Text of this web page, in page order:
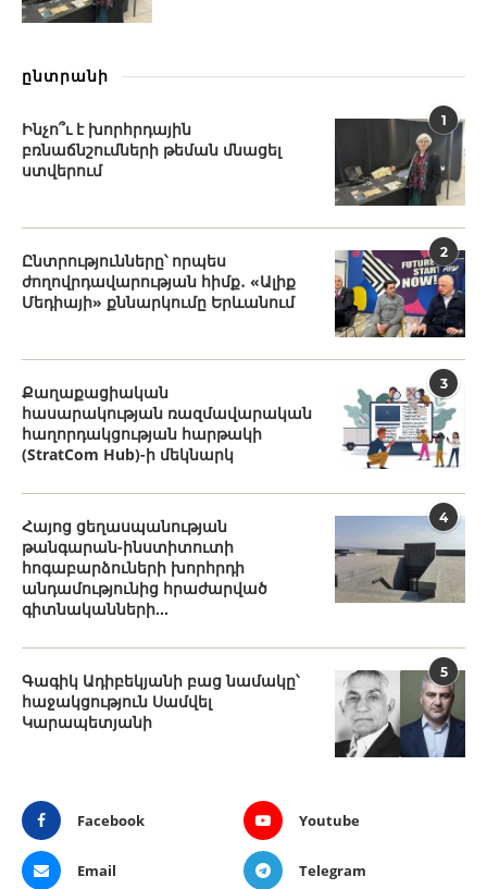
ընտրանի
1
Ինչո՞ւ է խորհրդային
բռնաճնշումների թեման մնացել
ստվերում
2
Ընտրությունները՝ որպես
ժողովրդավարության հիմք․ «Ալիք
Մեդիայի» քննարկումը Երևանում
3
Քաղաքացիական
հասարակության ռազմավարական
հաղորդակցության հարթակի
(StratCom Hub)-ի մեկնարկ
4
Հայոց ցեղասպանության
թանգարան-ինստիտուտի
հոգաբարձուների խորհրդի
անդամությունից հրաժարված
գիտնականների...
5
Գագիկ Ադիբեկյանի բաց նամակը՝
հաջակցություն Սամվել
Կարապետյանի
Facebook Youtube
Email Telegram